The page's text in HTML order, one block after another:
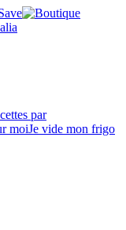
par
moiJe vide mon frigo